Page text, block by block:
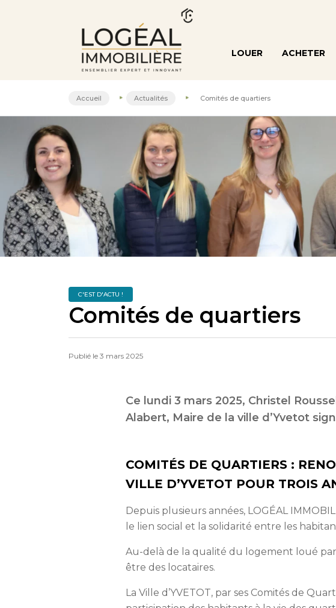
LOUER ACHETER
Accueil Actualités Comités de quartiers
C'EST D'ACTU !
Comités de quartiers
Publié le 3 mars 2025
Ce lundi 3 mars 2025, Christel
Alabert, Maire de la ville d’Yvetot
COMITÉS DE QUARTIERS :
VILLE D’YVETOT POUR TROIS
Depuis plusieurs années, LOGÉAL
le lien social et la solidarité entre les
Au-delà de la qualité du logement loué par
être des locataires.
La Ville d’YVETOT, par ses Comités de